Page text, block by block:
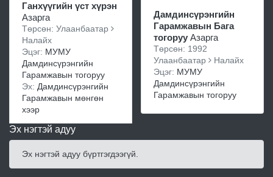
Ганхүүгийн үст хүрэн
Азарга
Төрсөн: Улаанбаатар
Налайх
Эцэг: МУМУ
Дамдинсүрэнгийн
Гарамжавын тогоруу
Эх: Дамдинсүрэнгийн
Гарамжавын мөнгөн
хээр
Дамдинсүрэнгийн
Гарамжавын Бага
тогоруу Азарга
Төрсөн: 1992
Улаанбаатар
Налайх
Эцэг: МУМУ
Дамдинсүрэнгийн
Гарамжавын тогоруу
Эх нэгтэй адуу
Эх нэгтэй адуу бүртгэгдээгүй.